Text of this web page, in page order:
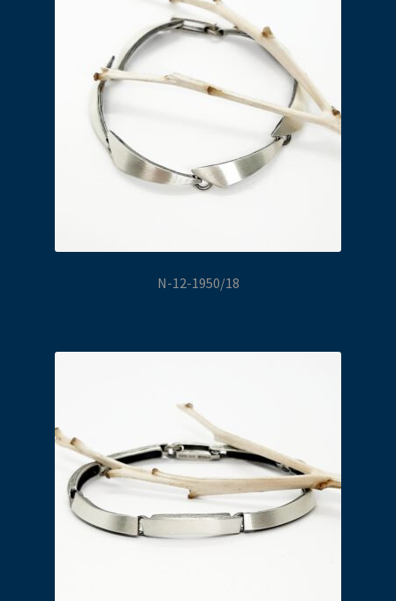
N-12-1950/18